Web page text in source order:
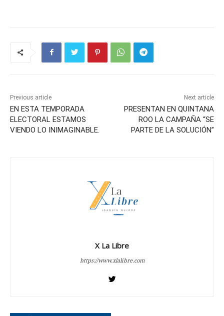
Previous article
EN ESTA TEMPORADA
ELECTORAL ESTAMOS
VIENDO LO INIMAGINABLE.
Next article
PRESENTAN EN QUINTANA
ROO LA CAMPAÑA “SE
PARTE DE LA SOLUCIÓN”
X La Libre
https://www.xlalibre.com